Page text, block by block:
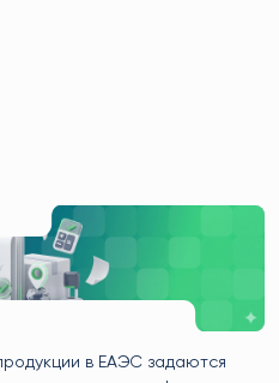
в ЕАЭС задаются